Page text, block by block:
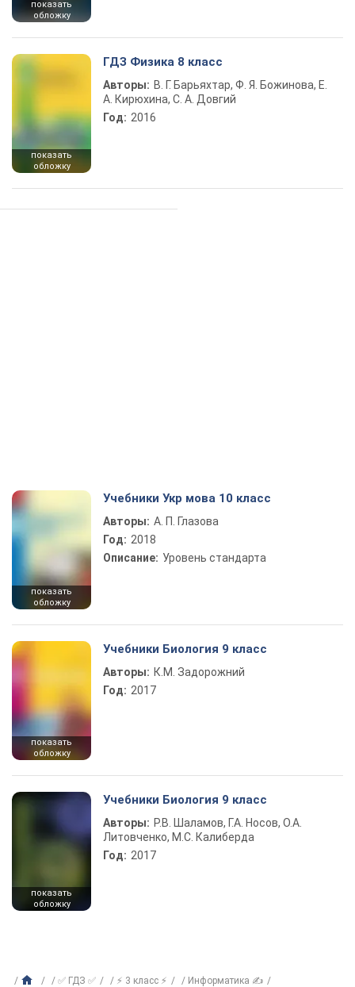
показать
обложку
показать
обложку
ГДЗ Физика 8 класс
Авторы: В. Г. Барьяхтар, Ф. Я. Божинова, Е.
А. Кирюхина, С. А. Довгий
Год: 2016
показать
обложку
Учебники Укр мова 10 класс
Авторы: А. П. Глазова
Год: 2018
Описание: Уровень стандарта
показать
обложку
Учебники Биология 9 класс
Авторы: К.М. Задорожний
Год: 2017
показать
обложку
Учебники Биология 9 класс
Авторы: Р.В. Шаламов, Г.А. Носов, О.А.
Литовченко, М.С. Калиберда
Год: 2017
✅ ГДЗ ✅ ⚡ 3 класс ⚡
Информатика ✍